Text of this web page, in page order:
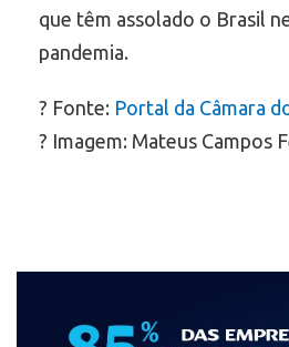
que têm assolado o Brasil
pandemia.
? Fonte: Portal da Câmara
? Imagem: Mateus Campos